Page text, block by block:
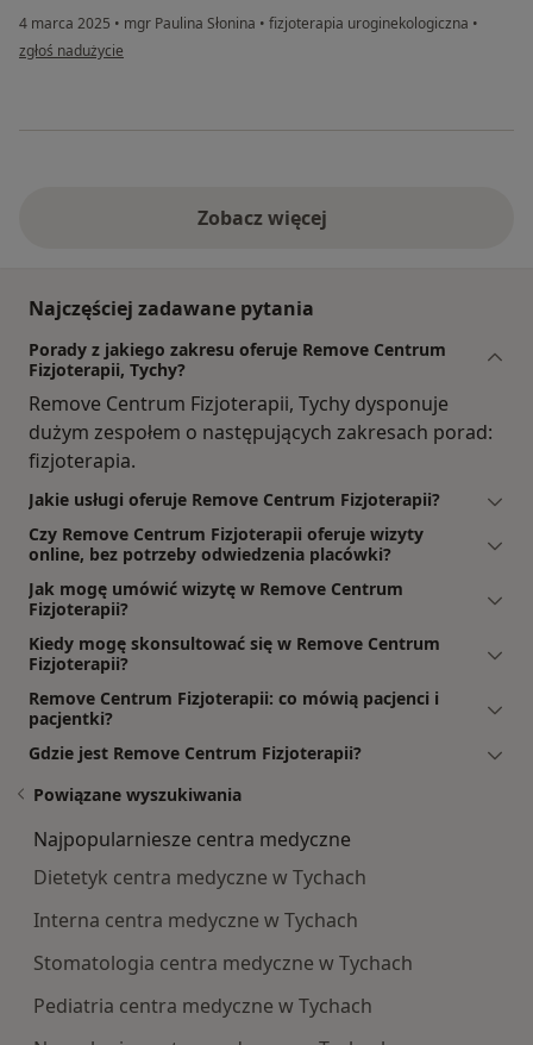
4 marca 2025 • mgr Paulina Słonina • fizjoterapia uroginekologiczna •
w opinii użytkownika Sandra
zgłoś nadużycie
Zobacz więcej
Najczęściej zadawane pytania
Porady z jakiego zakresu oferuje Remove Centrum
Fizjoterapii, Tychy?
Remove Centrum Fizjoterapii, Tychy dysponuje
dużym zespołem o następujących zakresach porad:
fizjoterapia.
Jakie usługi oferuje Remove Centrum Fizjoterapii?
Czy Remove Centrum Fizjoterapii oferuje wizyty
online, bez potrzeby odwiedzenia placówki?
Jak mogę umówić wizytę w Remove Centrum
Fizjoterapii?
Kiedy mogę skonsultować się w Remove Centrum
Fizjoterapii?
Remove Centrum Fizjoterapii: co mówią pacjenci i
pacjentki?
Gdzie jest Remove Centrum Fizjoterapii?
Powiązane wyszukiwania
Najpopularniesze centra medyczne
Dietetyk centra medyczne w Tychach
Interna centra medyczne w Tychach
Stomatologia centra medyczne w Tychach
Pediatria centra medyczne w Tychach